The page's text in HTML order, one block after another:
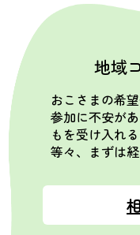
地域
おこさまの希
参加に不安が
もを受け入れ
等々、まずは